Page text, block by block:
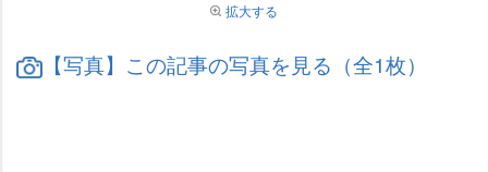
拡大する
【写真】この記事の写真を見る（全1枚）